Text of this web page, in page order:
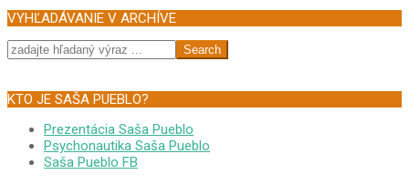
VYHĽADÁVANIE V ARCHÍVE
Search
KTO JE SAŠA PUEBLO?
Prezentácia Saša Pueblo
Psychonautika Saša Pueblo
Saša Pueblo FB